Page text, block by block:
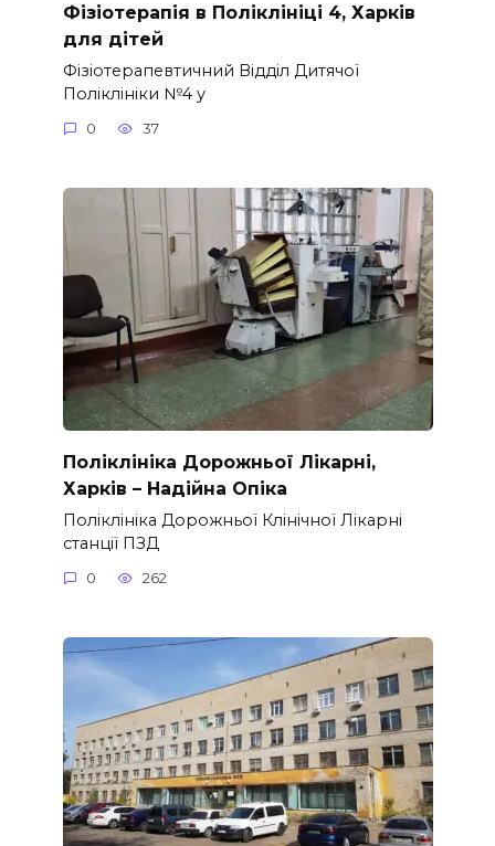
Фізіотерапія в Поліклініці 4, Харків
для дітей
Фізіотерапевтичний Відділ Дитячої
Поліклініки №4 у
0 37
Поліклініка Дорожньої Лікарні,
Харків – Надійна Опіка
Поліклініка Дорожньої Клінічної Лікарні
станції ПЗД
0 262